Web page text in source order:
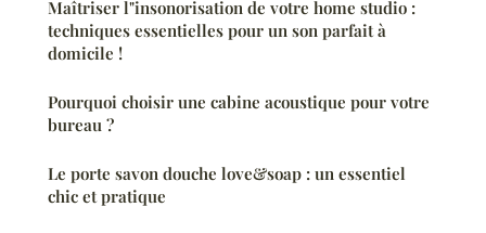
Maîtriser l"insonorisation de votre home studio :
techniques essentielles pour un son parfait à
domicile !
Pourquoi choisir une cabine acoustique pour votre
bureau ?
Le porte savon douche love&soap : un essentiel
chic et pratique